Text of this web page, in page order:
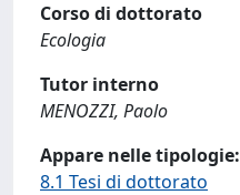
Corso di dottorato
Ecologia
Tutor interno
MENOZZI, Paolo
Appare nelle tipologie:
8.1 Tesi di dottorato